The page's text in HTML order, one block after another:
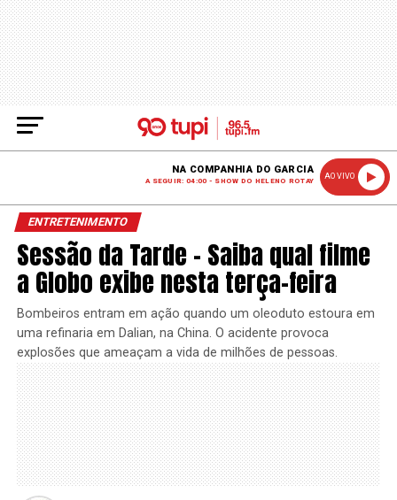
NA COMPANHIA DO GARCIA
A SEGUIR: 04:00 - SHOW DO HELENO ROTAY
AO VIVO
ENTRETENIMENTO
Sessão da Tarde – Saiba qual filme
a Globo exibe nesta terça-feira
Bombeiros entram em ação quando um oleoduto estoura em
uma refinaria em Dalian, na China. O acidente provoca
explosões que ameaçam a vida de milhões de pessoas.